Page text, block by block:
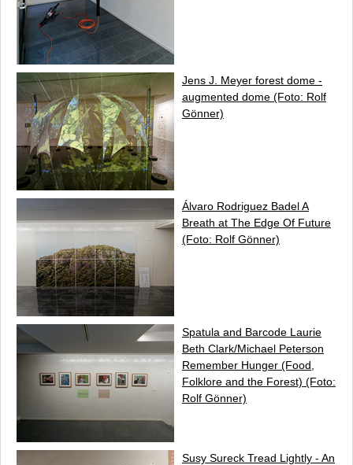
Jens J. Meyer forest dome -
augmented dome (Foto: Rolf
Gönner)
Álvaro Rodriguez BadelA
Breath at The Edge Of Future
(Foto: Rolf Gönner)
Spatula and Barcode Laurie
Beth Clark/Michael Peterson
Remember Hunger (Food,
Folklore and the Forest) (Foto:
Rolf Gönner)
Susy Sureck Tread Lightly - An